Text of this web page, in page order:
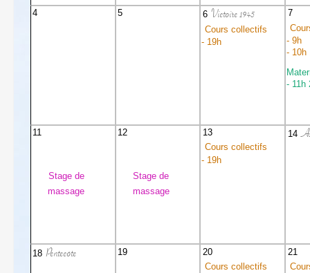
4 5 6 Victoire 1945
Cours collectifs
- 19h
7
- 9h
- 10h
- 11h
11
Stage de
massage
12
Stage de
massage
13
Cours collectifs
- 19h
14
18 Pentecôte 19
20
Cours collectifs
21